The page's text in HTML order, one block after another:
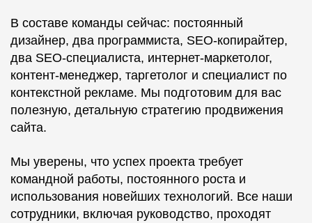
В составе команды сейчас: постоянный
дизайнер, два программиста, SEO-копирайтер,
два SEO-специалиста, интернет-маркетолог,
контент-менеджер, таргетолог и специалист по
контекстной рекламе. Мы подготовим для вас
полезную, детальную стратегию продвижения
сайта.
Мы уверены, что успех проекта требует
командной работы, постоянного роста и
использования новейших технологий. Все наши
сотрудники, включая руководство, проходят